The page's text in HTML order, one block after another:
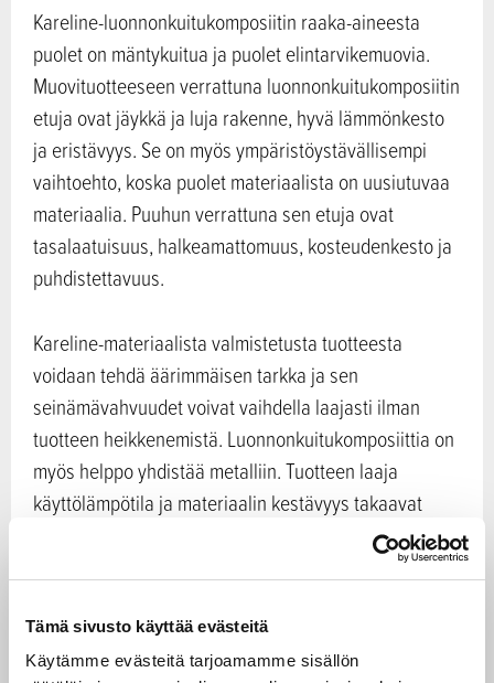
Tämä sivusto käyttää evästeitä
Käytämme evästeitä tarjoamamme sisällön
Kareline-luonnonkuitukomposiitin raaka-aineesta
puolet on mäntykuitua ja puolet elintarvikemuovia.
Muovituotteeseen verrattuna luonnonkuitukomposiitin
etuja ovat jäykkä ja luja rakenne, hyvä lämmönkesto
ja eristävyys. Se on myös ympäristöystävällisempi
vaihtoehto, koska puolet materiaalista on uusiutuvaa
materiaalia. Puuhun verrattuna sen etuja ovat
tasalaatuisuus, halkeamattomuus, kosteudenkesto ja
puhdistettavuus.
Kareline-materiaalista valmistetusta tuotteesta
voidaan tehdä äärimmäisen tarkka ja sen
seinämävahvuudet voivat vaihdella laajasti ilman
tuotteen heikkenemistä. Luonnonkuitukomposiittia on
myös helppo yhdistää metalliin. Tuotteen laaja
käyttölämpötila ja materiaalin kestävyys takaavat
pitkäkestoisen tuotteen, ja näin myös pienemmän
Elinkaaren lopuksi tuotteet voidaan palauttaa